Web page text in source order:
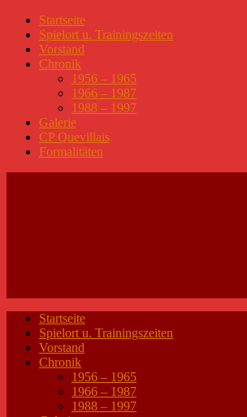
Startseite
Spielort u. Trainingszeiten
Vorstand
Chronik
1956 – 1965
1966 – 1987
1988 – 1997
Galerie
CP Quevillais
Formalitäten
Startseite
Spielort u. Trainingszeiten
Vorstand
Chronik
1956 – 1965
1966 – 1987
1988 – 1997